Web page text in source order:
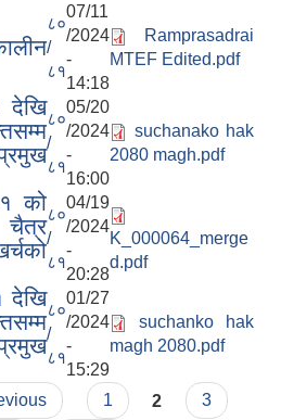
८०
/
८१
07/11
/2024
-
14:18
Ramprasadrai
MTEF Edited.pdf
देखि८०
/
८१
05/20
/2024
-
16:00
suchanako hak
2080 magh.pdf
को८०
/
८१
04/19
/2024
-
20:28
K_000064_merge
d.pdf
देखि८०
/
८१
01/27
/2024
-
15:29
suchanko hak
magh 2080.pdf
1 2
3